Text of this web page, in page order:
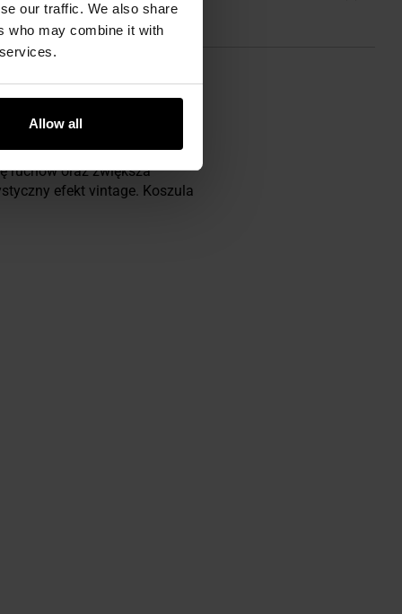
our traffic. We also share
who may combine it with
Allow all
ruchów oraz zwiększa
efekt vintage. Koszula